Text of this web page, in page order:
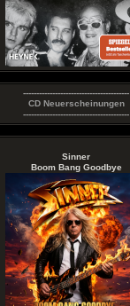
----------------------------------------
CD Neuerscheinungen
----------------------------------------
Sinner
Boom Bang Goodbye